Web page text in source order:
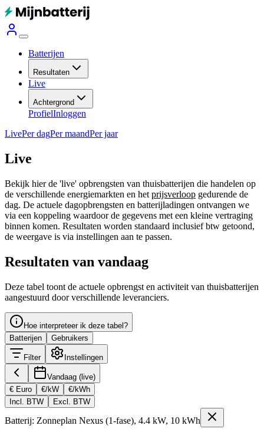
Batterijen
Resultaten
Live
Achtergrond
ProfielInloggen
LivePer dagPer maandPer jaar
Live
Bekijk hier de 'live' opbrengsten van thuisbatterijen die handelen op
de verschillende energiemarkten en het prijsverloop gedurende de
dag. De actuele dagopbrengsten en batterijladingen ontvangen we
via een koppeling waardoor de gegevens met een kleine vertraging
binnen komen. Resultaten worden standaard inclusief btw getoond,
de weergave is via instellingen aan te passen.
Resultaten van vandaag
Deze tabel toont de actuele opbrengst en activiteit van thuisbatterijen
aangestuurd door verschillende leveranciers.
Hoe interpreteer ik deze tabel?
Batterijen
Gebruikers
Filter Instellingen
Vandaag (live)
€ Euro
€/kW
€/kWh
Incl. BTW
Excl. BTW
Batterij: Zonneplan Nexus (1-fase), 4.4 kW, 10 kWh